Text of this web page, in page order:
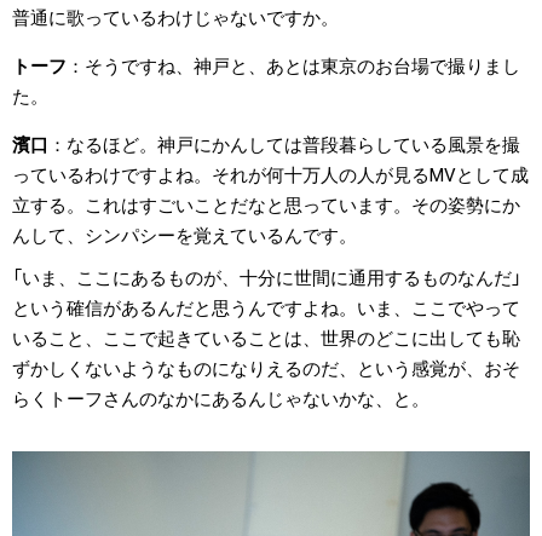
普通に歌っているわけじゃないですか。
トーフ
そうですね、神戸と、あとは東京のお台場で撮りまし
た。
濱口
なるほど。神戸にかんしては普段暮らしている風景を撮
っているわけですよね。それが何十万人の人が見るMVとして成
立する。これはすごいことだなと思っています。その姿勢にか
んして、シンパシーを覚えているんです。
「いま、ここにあるものが、十分に世間に通用するものなんだ」
という確信があるんだと思うんですよね。いま、ここでやって
いること、ここで起きていることは、世界のどこに出しても恥
ずかしくないようなものになりえるのだ、という感覚が、おそ
らくトーフさんのなかにあるんじゃないかな、と。